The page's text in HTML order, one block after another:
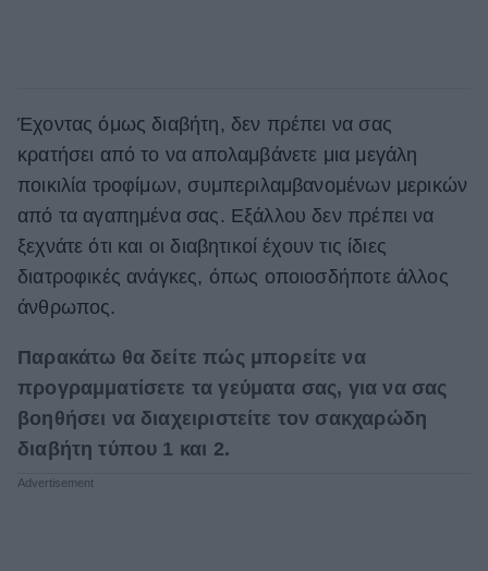
Έχοντας όμως διαβήτη, δεν πρέπει να σας
κρατήσει από το να απολαμβάνετε μια μεγάλη
ποικιλία τροφίμων, συμπεριλαμβανομένων μερικών
από τα αγαπημένα σας. Εξάλλου δεν πρέπει να
ξεχνάτε ότι και οι διαβητικοί έχουν τις ίδιες
διατροφικές ανάγκες, όπως οποιοσδήποτε άλλος
άνθρωπος.
Παρακάτω θα δείτε πώς μπορείτε να
προγραμματίσετε τα γεύματα σας, για να σας
βοηθήσει να διαχειριστείτε τον σακχαρώδη
διαβήτη τύπου 1 και 2.